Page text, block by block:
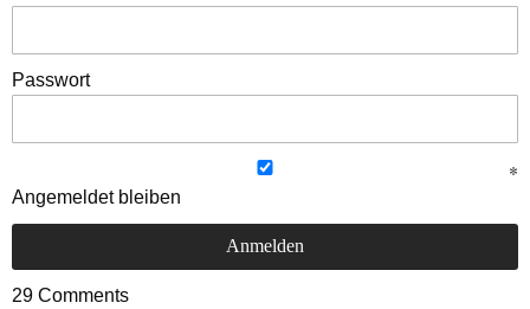
Passwort
Angemeldet bleiben
29 Comments